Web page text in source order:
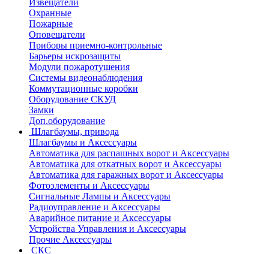
Извещатели
Охранные
Пожарные
Оповещатели
Приборы приемно-контрольные
Барьеры искрозащиты
Модули пожаротушения
Системы видеонаблюдения
Коммутационные коробки
Оборудование СКУД
Замки
Доп.оборудование
Шлагбаумы, привода
Шлагбаумы и Аксессуары
Автоматика для распашных ворот и Аксессуары
Автоматика для откатных ворот и Аксессуары
Автоматика для гаражных ворот и Аксессуары
Фотоэлементы и Аксессуары
Сигнальные Лампы и Аксессуары
Радиоуправление и Аксессуары
Аварийное питание и Аксессуары
Устройства Управления и Аксессуары
Прочие Аксессуары
СКС